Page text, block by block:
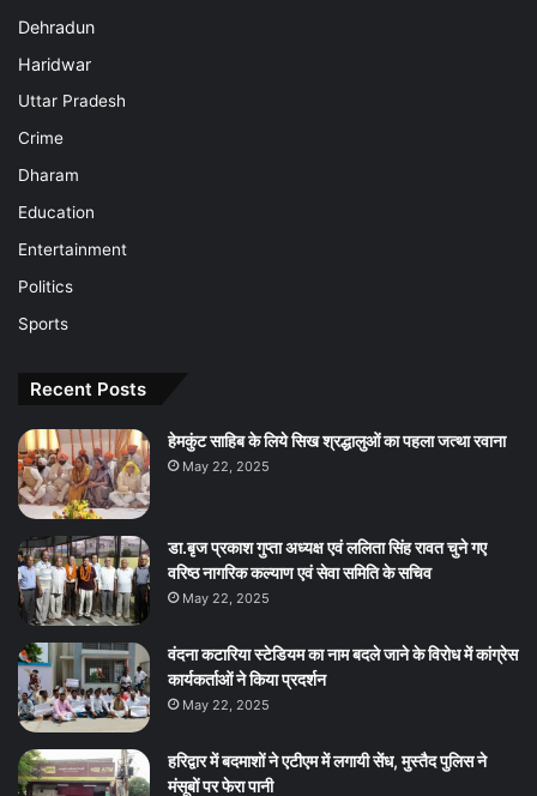
Dehradun
Haridwar
Uttar Pradesh
Crime
Dharam
Education
Entertainment
Politics
Sports
Recent Posts
हेमकुंट साहिब के लिये सिख श्रद्धालुओं का पहला जत्था रवाना
May 22, 2025
डा.बृज प्रकाश गुप्ता अध्यक्ष एवं ललिता सिंह रावत चुने गए
वरिष्ठ नागरिक कल्याण एवं सेवा समिति के सचिव
May 22, 2025
वंदना कटारिया स्टेडियम का नाम बदले जाने के विरोध में कांग्रेस
कार्यकर्ताओं ने किया प्रदर्शन
May 22, 2025
हरिद्वार में बदमाशों ने एटीएम में लगायी सेंध, मुस्तैद पुलिस ने
मंसूबों पर फेरा पानी